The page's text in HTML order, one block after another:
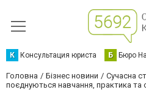
К Консультация юриста Б Бюро
Головна Бізнес новини
Сучасна
поєднуються навчання, практика